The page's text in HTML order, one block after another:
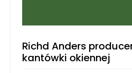
Richd Anders
kantówki okiennej